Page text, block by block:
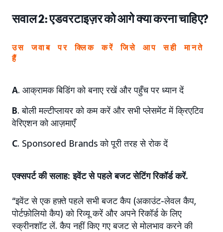
सवाल 2: एडवरटाइज़र को आगे क्या करना चाहिए?
उस जवाब पर क्लिक करें जिसे आप सही मानते
हैं
A. आक्रामक बिडिंग को बनाए रखें और पहुँच पर ध्यान दें
B. बोली मल्टीप्लायर को कम करें और सभी प्लेसमेंट में क्रिएटिव
वेरिएशन को आज़माएँ
C. Sponsored Brands को पूरी तरह से रोक दें
एक्सपर्ट की सलाह: इवेंट से पहले बजट सेटिंग रिकॉर्ड करें.
“इवेंट से एक हफ़्ते पहले सभी बजट कैप (अकाउंट-लेवल कैप,
पोर्टफ़ोलियो कैप) को रिव्यू करें और अपने रिकॉर्ड के लिए
स्क्रीनशॉट लें. कैप नहीं किए गए बजट से मोलभाव करने की